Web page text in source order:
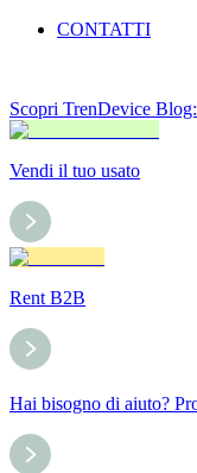
CONTATTI
Scopri TrenDevice
Vendi il tuo usato
Rent B2B
Hai bisogno di aiuto?